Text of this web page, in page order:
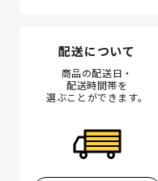
配送について
商品の配送日・
配送時間帯を
選ぶことができます。